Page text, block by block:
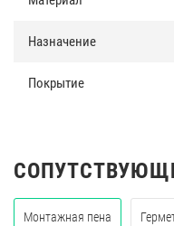
Назначение
Покрытие
Монтажная пена